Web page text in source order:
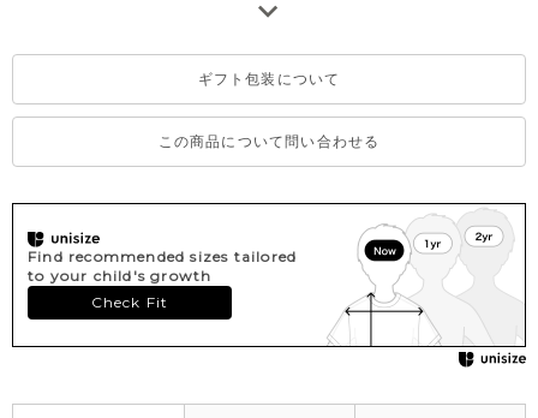
グ等に色移りする場合がございます。淡色のものとの組み合わせ
や着用の際は、十分ご注意ください。
示に変更をしたものがございますが、不良ではございませんので
予めご了承ください。
ギフト包装について
この商品について問い合わせる
Find recommended sizes tailored
to your child's growth
Check Fit